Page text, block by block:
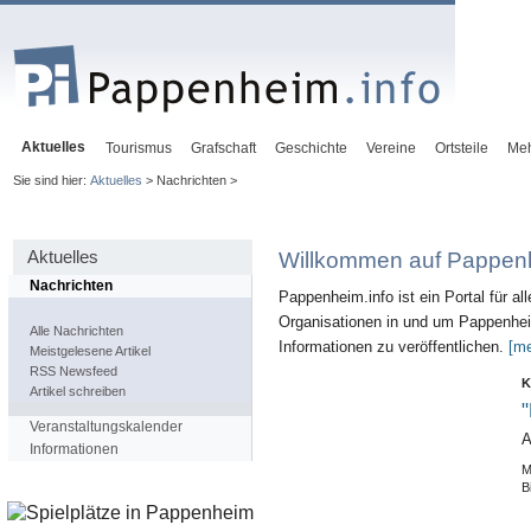
Aktuelles Tourismus Grafschaft Geschichte Vereine Ortsteile
Sie sind hier: Aktuelles > Nachrichten >
Aktuelles
Nachrichten
Alle Nachrichten
Meistgelesene Artikel
RSS Newsfeed
Artikel schreiben
Veranstaltungskalender
Informationen
Willkommen auf
Pappenheim.info ist ein Portal für
Organisationen in und um
Informationen zu veröffentlichen.